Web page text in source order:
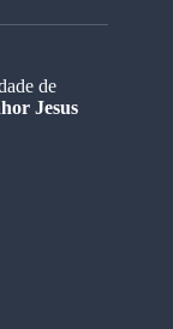
de
Jesus